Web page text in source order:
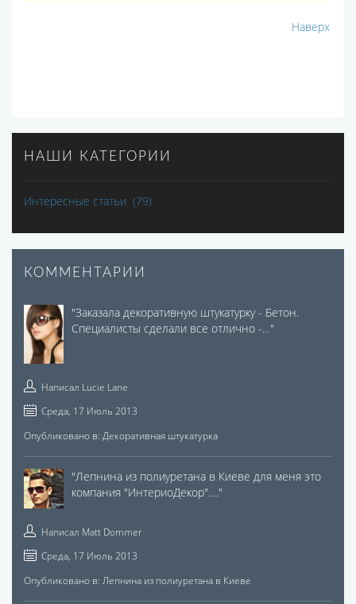
Наверх
НАШИ КАТЕГОРИИ
Интересные статьи (79)
КОММЕНТАРИИ
"Заказала декоративную штукатурку - Бетон.
Специалисты сделали все отлично -…"
Написал Lucie Lane
Среда, 17 Июль 2013
Опубликовано в: Декоративная штукатурка
"Лепнина из полиуретана в Киеве для меня это
компания "ИнтериоДекор".…"
Написал Matt Dommer
Среда, 17 Июль 2013
Опубликовано в: Лепнина из полиуретана в Киеве